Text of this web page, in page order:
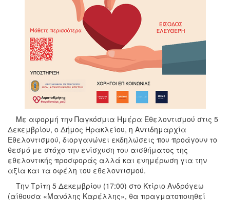
Με αφορμή την Παγκόσμια Ημέρα Εθελοντισμού στις 5
Δεκεμβρίου, ο Δήμος Ηρακλείου, η Αντιδημαρχία
Εθελοντισμού, διοργανώνει εκδηλώσεις που προάγουν το
θεσμό με στόχο την ενίσχυση του αισθήματος της
εθελοντικής προσφοράς αλλά και ενημέρωση για την
αξία και τα οφέλη του εθελοντισμού.
Tην Τρίτη 5 Δεκεμβρίου (17:00) στο Κτίριο Ανδρόγεω
(αίθουσα «Μανόλης Καρέλλης», θα πραγματοποιηθεί